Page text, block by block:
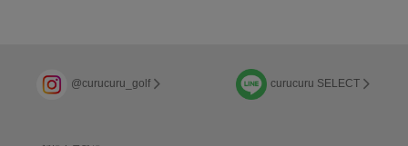
@curucuru_golf curucuru SELECT